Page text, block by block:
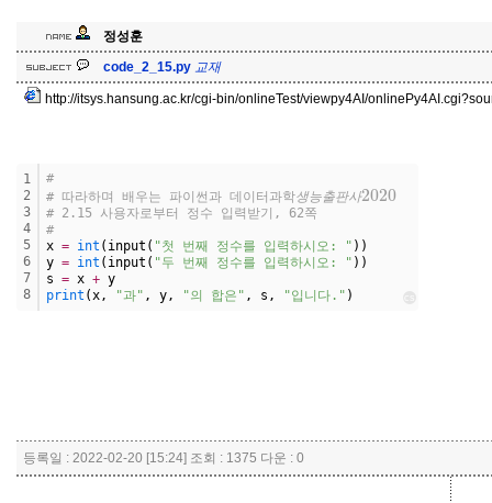
정성훈
code_2_15.py 교
재
http://itsys.hansung.ac.kr/cgi-bin/onlineTest/viewpy4AI/
1
2
3
4
5
6
7
8
#
# 따라하며 배우는 파이썬과 데이터과학
능출 판사2020
# 2.15 사용자로부터 정수 입력받기, 62쪽
#
x = int (input( "첫 번째 정수를 입력하시오: " ))
y = int (input( "두 번째 정수를 입력하시오: " ))
s = x + y
print (x, "과" , y, "의 합은" , s, "입니다." )
등록일 : 2022-02-20 [15:24] 조회 : 1375 다운 : 0